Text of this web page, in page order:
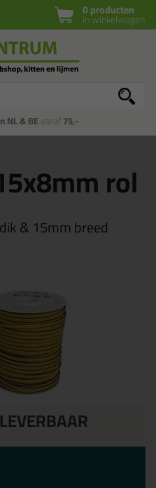
0 producten
in winkelwagen
NL & BEvanaf75,-
rol
& 15mm breed